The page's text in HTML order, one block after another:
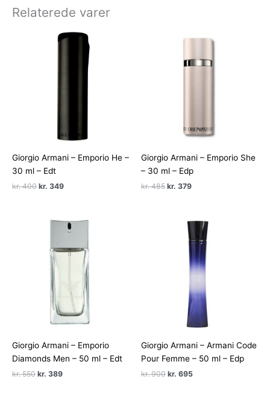
Relaterede varer
Giorgio Armani – Emporio He –
30 ml – Edt
kr.400 Den
kr. 400.
kr. 349Den
kr. 349.
Giorgio Armani – Emporio She
– 30 ml – Edp
kr.485 Den
kr. 485.
kr. 379Den
kr. 379.
Giorgio Armani – Emporio
Diamonds Men – 50 ml – Edt
kr.550 Den
kr. 389Den
Giorgio Armani – Armani Code
Pour Femme – 50 ml – Edp
kr.900 Den
kr. 695Den